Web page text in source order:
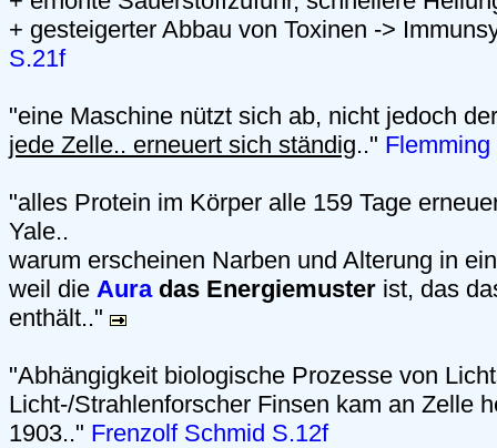
+ gesteigerter Abbau von Toxinen ->
S.21f
"eine Maschine nützt sich ab, nicht jedoch
jede Zelle.. erneuert sich ständig.." Flemming
"alles Protein im Körper alle 159 Tage
Yale..
warum erscheinen Narben und Alterung in
weil die Auradas Energiemuster ist, das
enthält.."
"Abhängigkeit biologische Prozesse von
Licht-/Strahlenforscher Finsen kam an Zelle
1903.." Frenzolf Schmid S.12f